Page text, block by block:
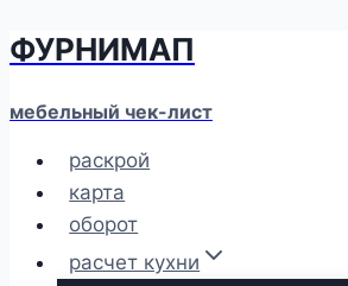
Перейти
содержимому
ФУРНИМАП
мебельный чек-лист
раскрой
карта
оборот
расчет кухни